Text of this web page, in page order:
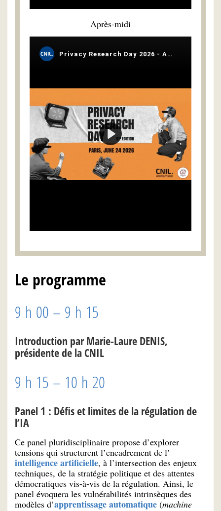
Après-midi
Le programme
9 h 00 – 9 h 15
Introduction par Marie-Laure DENIS,
présidente de la CNIL
9 h 15 – 10 h 20
Panel 1 : Défis et limites de la régulation de
l’IA
Ce panel pluridisciplinaire propose d’explorer
tensions qui structurent l’encadrement de l’
intelligence artificielle, à l’intersection des enjeux
techniques, de la stratégie politique et des attentes
démocratiques vis-à-vis de la régulation. Ainsi, le
panel évoquera les vulnérabilités intrinsèques des
modèles d’apprentissage automatique (machine